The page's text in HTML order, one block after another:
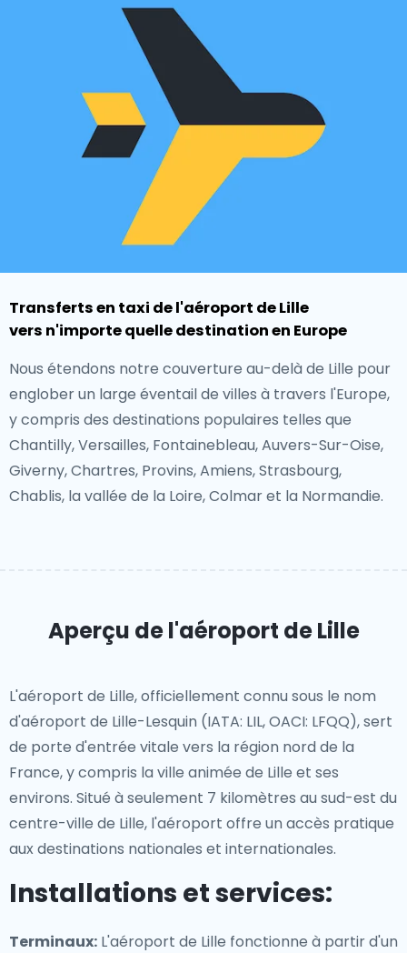
Transferts en taxi de l'aéroport de Lille
vers n'importe quelle destination en Europe
Nous étendons notre couverture au-delà de Lille pour
englober un large éventail de villes à travers l'Europe,
y compris des destinations populaires telles que
Chantilly, Versailles, Fontainebleau, Auvers-Sur-Oise,
Giverny, Chartres, Provins, Amiens, Strasbourg,
Chablis, la vallée de la Loire, Colmar et la Normandie.
Aperçu de l'aéroport de Lille
L'aéroport de Lille, officiellement connu sous le nom
d'aéroport de Lille-Lesquin (IATA: LIL, OACI: LFQQ), sert
de porte d'entrée vitale vers la région nord de la
France, y compris la ville animée de Lille et ses
environs. Situé à seulement 7 kilomètres au sud-est du
centre-ville de Lille, l'aéroport offre un accès pratique
aux destinations nationales et internationales.
Installations et services:
Terminaux: L'aéroport de Lille fonctionne à partir d'un